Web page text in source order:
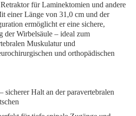
für Laminektomien und andere
einer Länge von 31,0 cm und der
ermöglicht er eine sichere,
der Wirbelsäule – ideal zum
Muskulatur und
und orthopädischen
– sicherer Halt an der paravertebralen